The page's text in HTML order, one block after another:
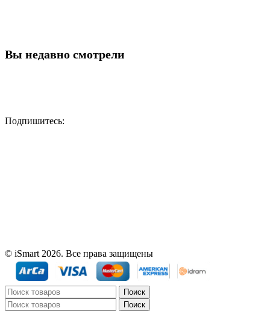
Вы недавно смотрели
Подпишитесь:
© iSmart 2026. Все права защищены
Поиск
Поиск